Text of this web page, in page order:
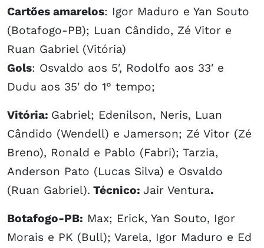
Cartões amarelos: Igor Maduro e Yan Souto
(Botafogo-PB); Luan Cândido, Zé Vitor e
Ruan Gabriel (Vitória)
Gols: Osvaldo aos 5′, Rodolfo aos 33′ e
Dudu aos 35′ do 1° tempo;
Vitória: Gabriel; Edenilson, Neris, Luan
Cândido (Wendell) e Jamerson; Zé Vitor (Zé
Breno), Ronald e Pablo (Fabri); Tarzia,
Anderson Pato (Lucas Silva) e Osvaldo
(Ruan Gabriel). Técnico: Jair Ventura.
Botafogo-PB: Max; Erick, Yan Souto, Igor
Morais e PK (Bull); Varela, Igor Maduro e Ed